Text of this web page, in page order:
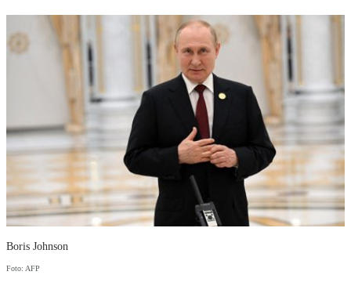
Boris Johnson
Foto: AFP